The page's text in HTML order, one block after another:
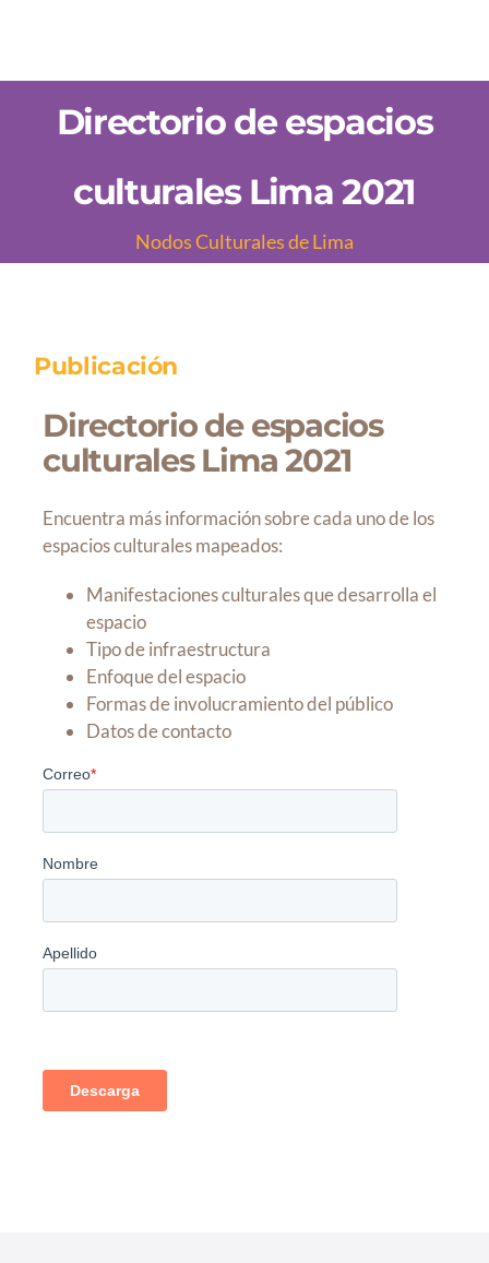
Directorio de espacios
culturales Lima 2021
Nodos Culturales de Lima
Publicación
Directorio de espacios
culturales Lima 2021
Encuentra más información sobre cada uno de los
espacios culturales mapeados:
Manifestaciones culturales que desarrolla el
espacio
Tipo de infraestructura
Enfoque del espacio
Formas de involucramiento del público
Datos de contacto